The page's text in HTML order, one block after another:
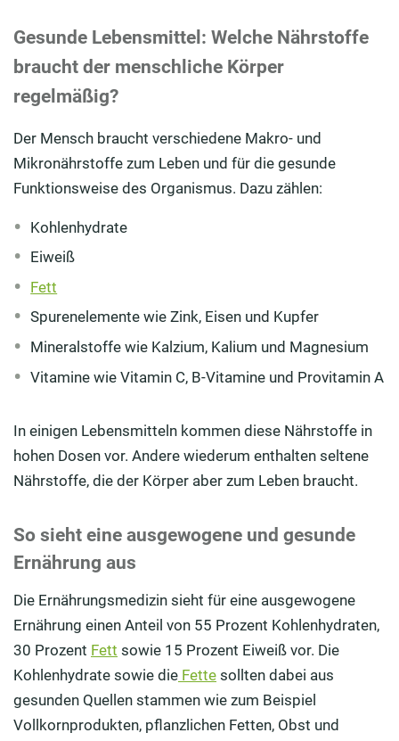
Gemüse: Wichtige Grundlage für die Versorgung mit
Nährstoffen
Gesunde Lebensmittel: Weitere Superfoods mit
Fazit: Gesunde Lebensmittel in den täglichen
Speiseplan einbauen
Gesunde Lebensmittel: Welche Nährstoffe
braucht der menschliche Körper
regelmäßig?
Der Mensch braucht verschiedene Makro- und
Mikronährstoffe zum Leben und für die gesunde
Funktionsweise des Organismus. Dazu zählen:
Kohlenhydrate
Eiweiß
Fett
Spurenelemente wie Zink, Eisen und Kupfer
Mineralstoffe wie Kalzium, Kalium und Magnesium
Vitamine wie Vitamin C, B-Vitamine und Provitamin A
In einigen Lebensmitteln kommen diese Nährstoffe in
hohen Dosen vor. Andere wiederum enthalten seltene
Nährstoffe, die der Körper aber zum Leben braucht.
So sieht eine ausgewogene und gesunde
Ernährung aus
Die Ernährungsmedizin sieht für eine ausgewogene
Ernährung einen Anteil von 55 Prozent Kohlenhydraten,
30 Prozent Fett sowie 15 Prozent Eiweiß vor. Die
Kohlenhydrate sowie die Fette sollten dabei aus
gesunden Quellen stammen wie zum Beispiel
Vollkornprodukten, pflanzlichen Fetten, Obst und